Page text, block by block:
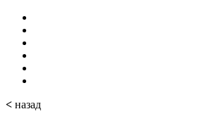
< назад